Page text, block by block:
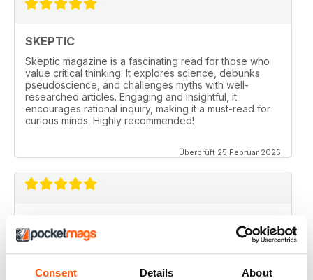
Consent Details About
SKEPTIC
Skeptic magazine is a fascinating read for those who
value critical thinking. It explores science, debunks
pseudoscience, and challenges myths with well-
researched articles. Engaging and insightful, it
encourages rational inquiry, making it a must-read for
curious minds. Highly recommended!
Überprüft 25 Februar 2025
I like that even no scientists (like me) can read the
articles.
Überprüft 07 Dezember 2020